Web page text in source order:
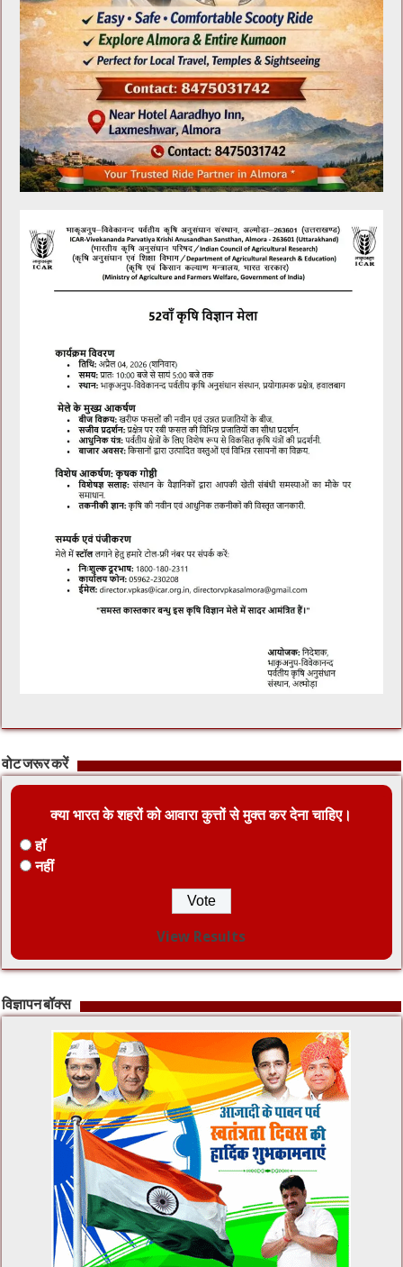
वोट जरूर करें
क्या भारत के शहरों को आवारा कुत्तों से मुक्त कर देना चाहिए।
हॉ
नहीं
View Results
विज्ञापन बॉक्स